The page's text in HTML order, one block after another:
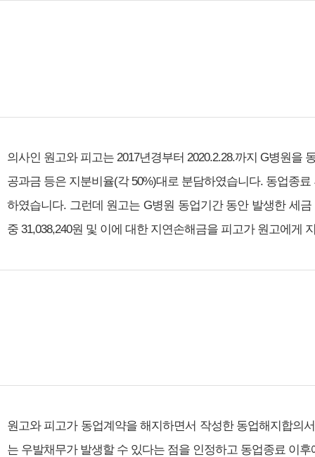
의사인 원고와 피고는 2017년경부터 2020.2.28.까지 G병원
공과금 등은 지분비율(각 50%)대로 분담하였습니다. 동업종
하였습니다. 그런데 원고는 G병원 동업기간 동안 발생한 세
중 31,038,240원 및 이에 대한 지연손해금을 피고가 원고에게
원고와 피고가 동업계약을 해지하면서 작성한 동업해지합
는 우발채무가 발생할 수 있다는 점을 인정하고 동업종료 이